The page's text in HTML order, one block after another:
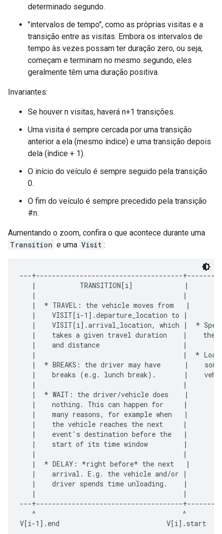
determinado segundo.
"intervalos de tempo", como as próprias visitas e a
transição entre as visitas. Embora os intervalos de
tempo às vezes possam ter duração zero, ou seja,
começam e terminam no mesmo segundo, eles
geralmente têm uma duração positiva.
Invariantes:
Se houver n visitas, haverá n+1 transições.
Uma visita é sempre cercada por uma transição
anterior a ela (mesmo índice) e uma transição depois
dela (índice + 1).
O início do veículo é sempre seguido pela transição
0.
O fim do veículo é sempre precedido pela transição
#n.
Aumentando o zoom, confira o que acontece durante uma
Transition e uma Visit :
---+-------------------------------------
|           TRANSITION[i]             |
|                                     |
|  * TRAVEL: the vehicle moves from   |
|    VISIT[i-1].departure_location to |
|    VISIT[i].arrival_location, which |  *
|    takes a given travel duration    |    the
|    and distance                     |
|                                     |  *
|  * BREAKS: the driver may have      |
|    breaks (e.g. lunch break).       |
|                                     |
|  * WAIT: the driver/vehicle does    |
|    nothing. This can happen for     |
|    many reasons, for example when   |
|    the vehicle reaches the next     |
|    event's destination before the   |
|    start of its time window         |
|                                     |
|  * DELAY: *right before* the next   |
|    arrival. E.g. the vehicle and/or |
|    driver spends time unloading.    |
|                                     |
---+-------------------------------------
^                                     ^